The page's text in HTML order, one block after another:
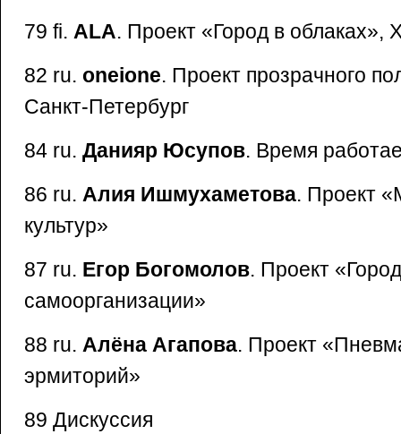
79 fi. ALA. Проект «Город в облаках»,
82 ru. oneione. Проект прозрачного
Санкт-Петербург
84 ru. Данияр Юсупов. Время
86 ru. Алия Ишмухаметова. Проект
культур»
87 ru. Егор Богомолов. Проект
самоорганизации»
88 ru. Алёна Агапова. Проект
эрмиторий»
89 Дискуссия